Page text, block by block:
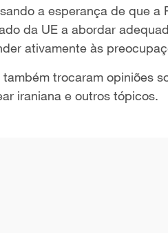
a esperança de que
da UE a abordar
ativamente às
trocaram opiniões
iraniana e outros tópicos.